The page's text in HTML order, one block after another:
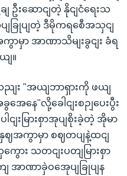
ျ ဦးဆောငျတဲ့ နိုငျငံရေးသ
ျခြုပျတဲ့ ဒီမိုကရစေီအသှငျ
ာမှာ အာဏာသိမျးခွငျး ခံရ
ျ။
ညျး "အယျဘာရှားကို ဖယျ
အေနေ"လို့ခေါငျးစဉျပေးပွီး
ျးမြားစှာအုပျစိုးခဲ့တဲ့ အိုမာ
ဈအကွာမှာ စဈတပျနဲ့ထငျ
ေား သတငျးပတျမြားစှာ
ျ အာဏာခှဲဝအေုပျခြုပျန